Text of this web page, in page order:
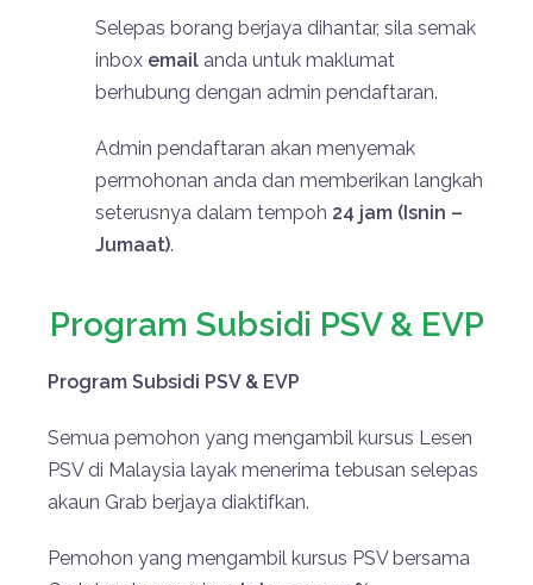
Selepas borang berjaya dihantar, sila semak
inbox email anda untuk maklumat
berhubung dengan admin pendaftaran.
Admin pendaftaran akan menyemak
permohonan anda dan memberikan langkah
seterusnya dalam tempoh 24 jam (Isnin –
Jumaat).
Program Subsidi PSV & EVP
Program Subsidi PSV & EVP
Semua pemohon yang mengambil kursus Lesen
PSV di Malaysia layak menerima tebusan selepas
akaun Grab berjaya diaktifkan.
Pemohon yang mengambil kursus PSV bersama